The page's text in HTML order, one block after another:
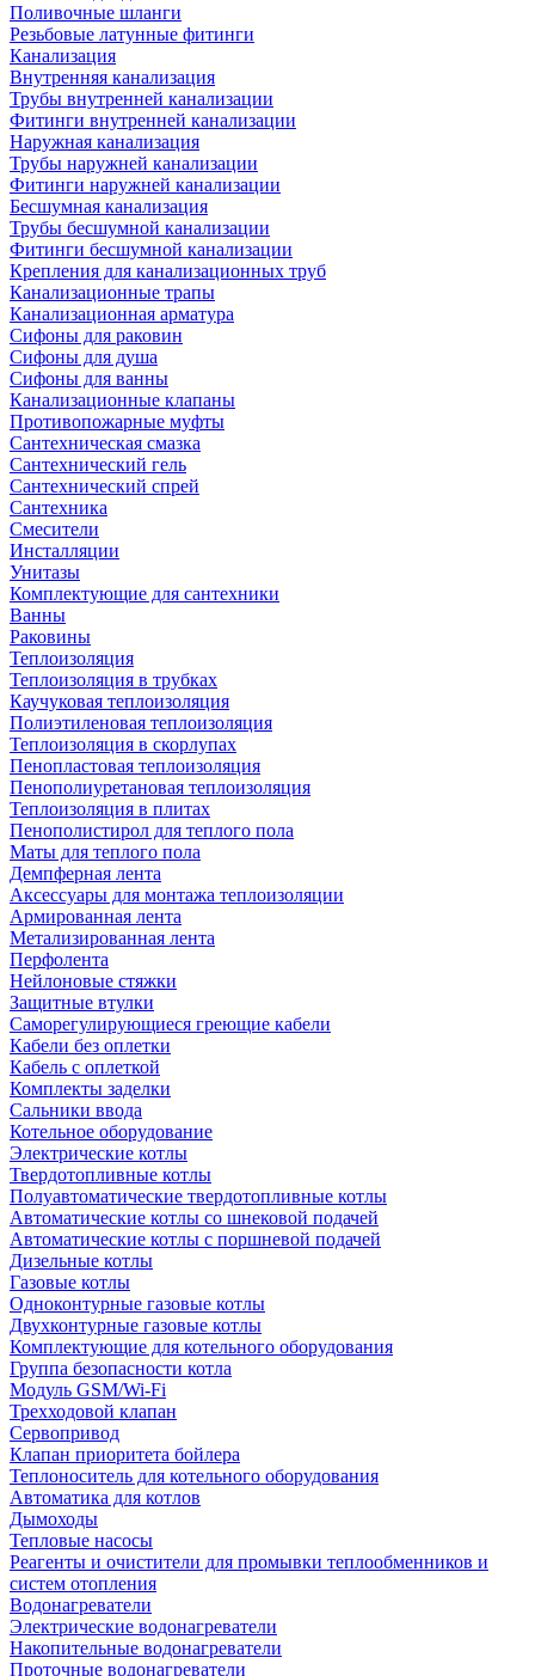
Поливочные шланги
Резьбовые латунные фитинги
Канализация
Внутренняя канализация
Трубы внутренней канализации
Фитинги внутренней канализации
Наружная канализация
Трубы наружней канализации
Фитинги наружней канализации
Бесшумная канализация
Трубы бесшумной канализации
Фитинги бесшумной канализации
Крепления для канализационных труб
Канализационные трапы
Канализационная арматура
Сифоны для раковин
Сифоны для душа
Сифоны для ванны
Канализационные клапаны
Противопожарные муфты
Сантехническая смазка
Сантехнический гель
Сантехнический спрей
Сантехника
Смесители
Инсталляции
Унитазы
Комплектующие для сантехники
Ванны
Раковины
Теплоизоляция
Теплоизоляция в трубках
Каучуковая теплоизоляция
Полиэтиленовая теплоизоляция
Теплоизоляция в скорлупах
Пенопластовая теплоизоляция
Пенополиуретановая теплоизоляция
Теплоизоляция в плитах
Пенополистирол для теплого пола
Маты для теплого пола
Демпферная лента
Аксессуары для монтажа теплоизоляции
Армированная лента
Метализированная лента
Перфолента
Нейлоновые стяжки
Защитные втулки
Саморегулирующиеся греющие кабели
Кабели без оплетки
Кабель с оплеткой
Комплекты заделки
Сальники ввода
Котельное оборудование
Электрические котлы
Твердотопливные котлы
Полуавтоматические твердотопливные котлы
Автоматические котлы со шнековой подачей
Автоматические котлы с поршневой подачей
Дизельные котлы
Газовые котлы
Одноконтурные газовые котлы
Двухконтурные газовые котлы
Комплектующие для котельного оборудования
Группа безопасности котла
Модуль GSM/Wi-Fi
Трехходовой клапан
Сервопривод
Клапан приоритета бойлера
Теплоноситель для котельного оборудования
Автоматика для котлов
Дымоходы
Тепловые насосы
Реагенты и очистители для промывки теплообменников и
систем отопления
Водонагреватели
Электрические водонагреватели
Накопительные водонагреватели
Проточные водонагреватели